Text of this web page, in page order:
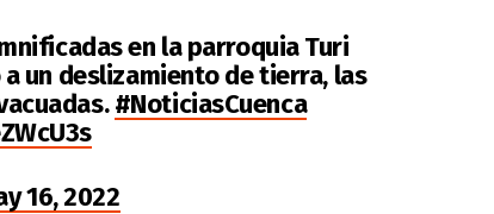
en la parroquia Turi
un deslizamiento de tierra, las
#NoticiasCuenca
16, 2022